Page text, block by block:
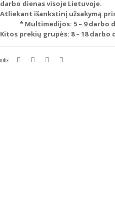
darbo dienas visoje Lietuvoje.
Atliekant išankstinį užsakymą
* Multimedijos: 5 – 9 darbo
Kitos prekių grupės: 8 – 18 darbo